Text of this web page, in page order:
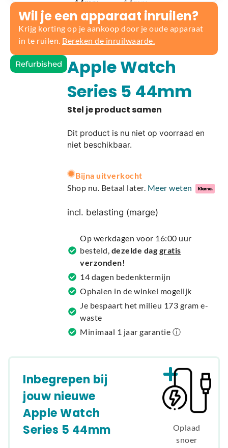
Wil je een apparaat inruilen?
Krijg korting op je aankoop door je oude apparaat
in te ruilen. Bereken de inruilwaarde.
Refurbished Apple Watch
Series 5 44mm
Dit product is nu niet op voorraad en
niet beschikbaar.
A
t
e
a
v
e
:
Bijna uitverkocht
Shop nu. Betaal later. Meer weten
incl. belasting (marge)
Op werkdagen voor 16:00 uur
besteld, dezelde dag gratis
verzonden!
14 dagen bedenktermijn
Ophalen in de winkel mogelijk
Je bespaart het milieu 173 gram e-
waste
Minimaal 1 jaar garantie ⓘ
Inbegrepen bij
jouw nieuwe
Apple Watch
Series 5 44mm
Oplaad
snoer